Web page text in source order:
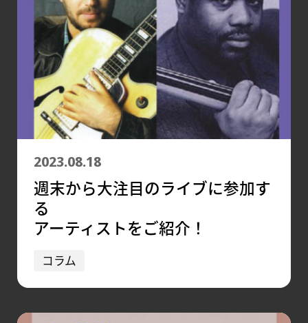
2023.08.18
週末から大注目のライブに参加す
る
アーティストをご紹介！
コラム